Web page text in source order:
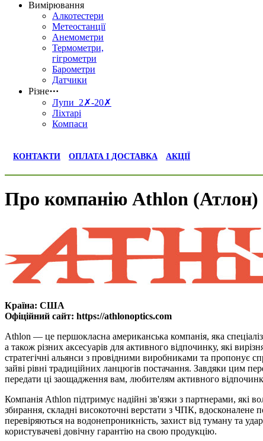
Вимірювання
Алкотестери
Метеостанції
Анемометри
Термометри,
гігрометри
Барометри
Датчики
Різне⋯
Лупи 2✗-20✗
Ліхтарі
Компаси
КОНТАКТИ ОПЛАТА І ДОСТАВКА АКЦІЇ
Про компанію Athlon (Атлон)
Країна: США
Офіційний сайт: https://athlonoptics.com
Athlon — це першокласна американська компанія, яка
а також різних аксесуарів для активного відпочинку, які
стратегічні альянси з провідними виробниками та пропонує
зайві рівні традиційних ланцюгів постачання. Завдяки цим
передати ці заощадження вам, любителям активного
Компанія Athlon підтримує надійні зв'язки з партнерами, які
збирання, складні високоточні верстати з ЧПК, вдосконалене
перевіряються на водонепроникність, захист від туману та
користувачеві довічну гарантію на свою продукцію.